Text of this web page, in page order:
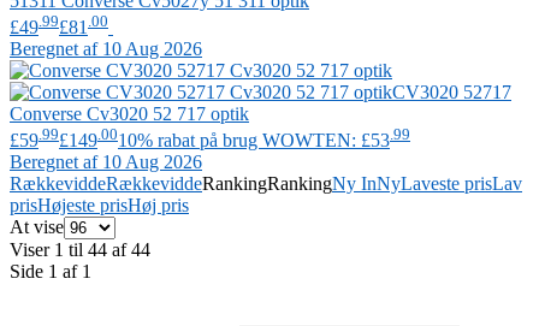
£49 .99£81 .00
Beregnet af 10 Aug 2026
CV3020 52717
Converse Cv3020 52 717 optik
£59 .99£149 .0010% rabat på brug WOWTEN: £53 .99
Beregnet af 10 Aug 2026
RækkeviddeRækkeviddeRankingRankingNy InNyLaveste prisLav
prisHøjeste prisHøj pris
At vise
Viser 1 til 44 af 44
Side 1 af 1